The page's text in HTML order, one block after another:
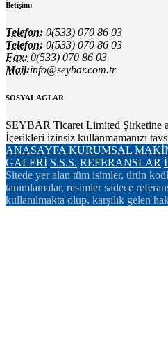
İletişim:
Telefon: 0(533) 070 86 03
Telefon: 0(533) 070 86 03
Fax: 0(533) 070 86 03
Mail:info@seybar.com.tr
SOSYAL AGLAR
SEYBAR Ticaret Limited Şirketine
İçerikleri izinsiz kullanmamanızı
ANASAYFA KURUMSAL
GALERİ S.S.S. REFERANSLAR
Sitede yer alan tüm isimler, ürün
tanımlamalar, resimler sadece
kullanılmakta olup, karşılık gelen